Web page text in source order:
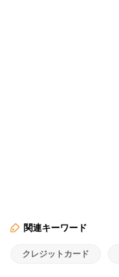
関連キーワード
クレジットカード